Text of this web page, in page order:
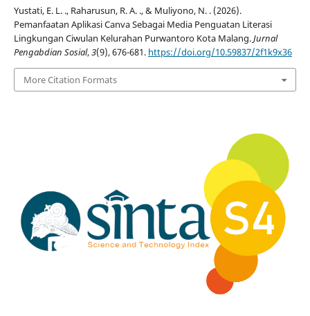
Yustati, E. L. ., Raharusun, R. A. ., & Muliyono, N. . (2026).
Pemanfaatan Aplikasi Canva Sebagai Media Penguatan Literasi
Lingkungan Ciwulan Kelurahan Purwantoro Kota Malang.Jurnal
Pengabdian Sosial,3(9), 676-681. https://doi.org/10.59837/2f1k9x36
More Citation Formats